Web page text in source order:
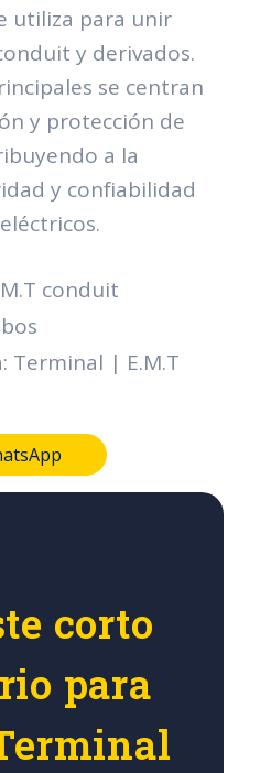
utiliza para unir
y derivados.
se centran
y protección de
a la
y confiabilidad
conduit
Terminal | E.M.T
corto
para